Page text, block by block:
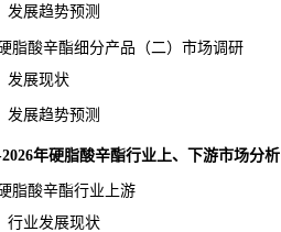
趋势预测
酸辛酯细分产品（二）市场调研
现状
趋势预测
年硬脂酸辛酯行业上、下游市场分析
酸辛酯行业上游
发展现状